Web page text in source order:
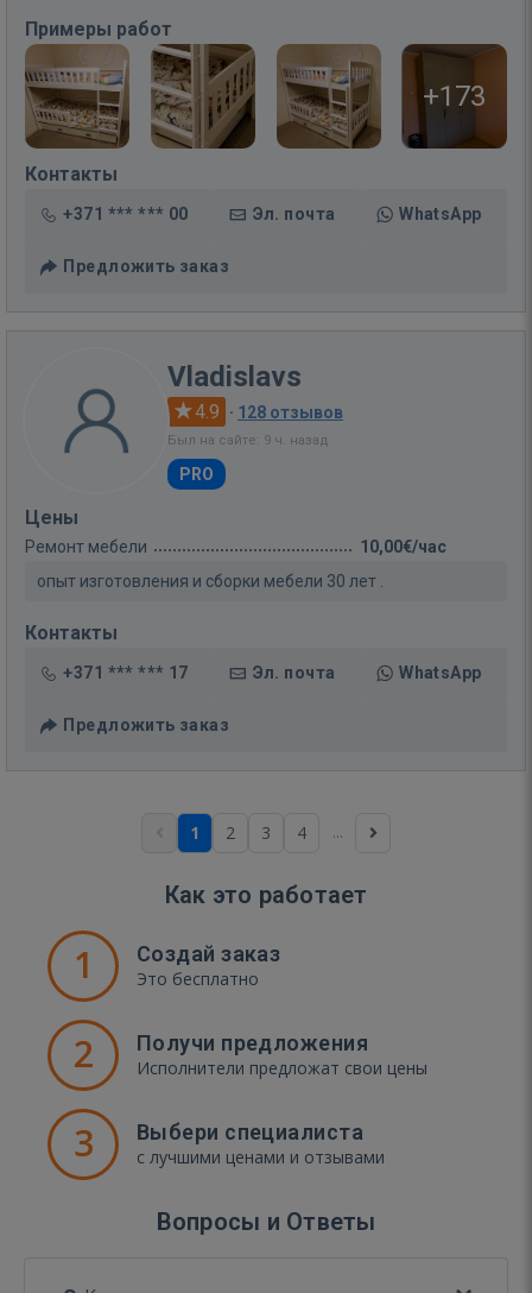
Примеры работ
+173
Контакты
+371 *** *** 00 Эл. почта WhatsApp
Предложить заказ
Vladislavs
4.9 · 128 отзывов
Был на сайте: 9 ч. назад
PRO
Цены
Ремонт мебели
10,00€/час
опыт изготовления и сборки мебели 30 лет .
Контакты
+371 *** *** 17 Эл. почта WhatsApp
Предложить заказ
1 2 3 4 ...
Как это работает
1 Создай заказ
Это бесплатно
2 Получи предложения
Исполнители предложат свои цены
3 Выбери специалиста
с лучшими ценами и отзывами
Вопросы и Ответы